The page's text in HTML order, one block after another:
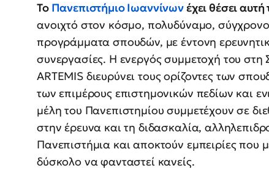
Το Πανεπιστήμιο Ιωαννίνωνέχει θέσει
ανοιχτό στον κόσμο, πολυδύναμο,
προγράμματα σπουδών, με έντονη
συνεργασίες. Η ενεργός συμμετοχή του
ARTEMIS διευρύνει τους ορίζοντες των
των επιμέρους επιστημονικών πεδίων και
μέλη του Πανεπιστημίου συμμετέχουν σε
στην έρευνα και τη διδασκαλία,
Πανεπιστήμια και αποκτούν εμπειρίες που
δύσκολο να φανταστεί κανείς.